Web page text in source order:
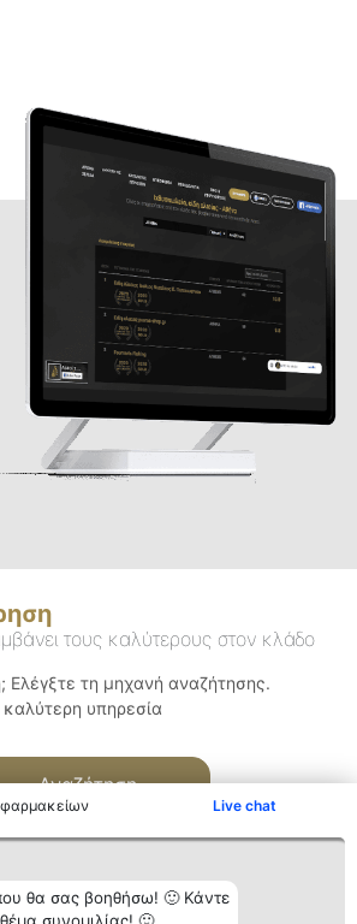
Live chat
θα σας βοηθήσω! 🙂 Κάντε
τους καλύτερους στον κλάδο
Ελέγξτε τη μηχανή αναζήτησης.
υπηρεσία
Αναζήτηση